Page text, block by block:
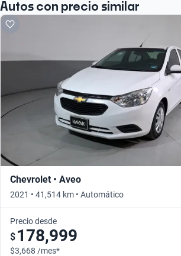
Autos con precio similar
Chevrolet • Aveo
2021 • 41,514 km • Automático
Precio desde
$ 178,999
$3,668 /mes*